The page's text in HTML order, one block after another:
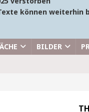
können weiterhin
BILDER